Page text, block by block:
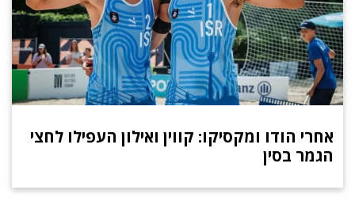
אחרי הודו ומקסיקו: קווין ואילון העפילו לחצי
הגמר בסין